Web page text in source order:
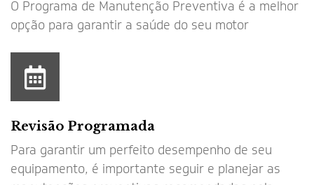
O Programa de Manutenção Preventiva é a melhor
opção para garantir a saúde do seu motor
Revisão Programada
Para garantir um perfeito desempenho de seu
equipamento, é importante seguir e planejar as